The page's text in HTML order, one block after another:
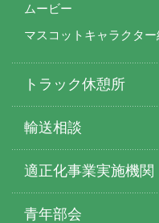
ムービー
マスコットキャラクター
トラック休憩所
輸送相談
適正化事業実施機関
青年部会